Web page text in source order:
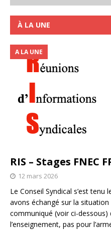
À LA UNE
RIS – Stages FNEC
A LA UNE
12 mars 2026
Le Conseil Syndical s’est
avons échangé sur la
communiqué (voir ci-dessous)
l’enseignement, pas pour